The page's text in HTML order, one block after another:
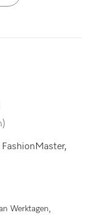
Werktagen,